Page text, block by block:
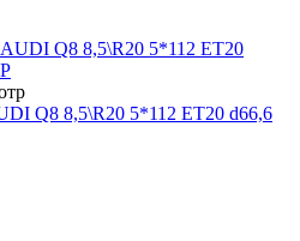
Q8 8,5\R20 5*112 ET20 d66,6